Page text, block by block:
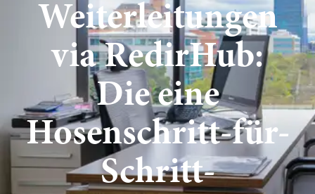
Weiterleitungen
via RedirHub:
Die eine
Hosenschritt-für-
Schritt-